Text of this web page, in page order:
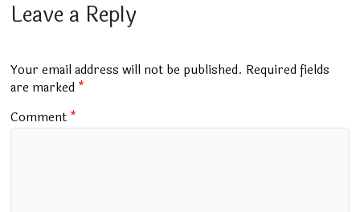
b
o
k
s
p
p
bl er
m
Leave a Reply
Your email address will not be published. Required fields
are marked *
Comment *